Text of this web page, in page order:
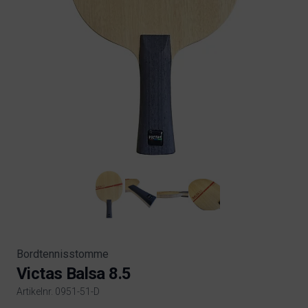
Bordtennisstomme
Victas Balsa 8.5
Artikelnr. 0951-51-D